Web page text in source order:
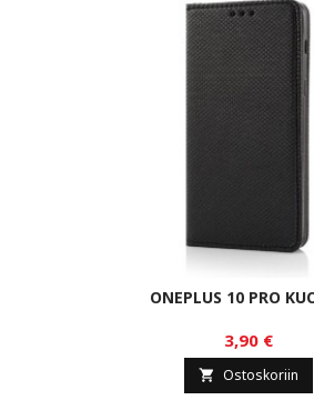
ONEPLUS 10 PRO
3,90 €
 Ostoskoriin